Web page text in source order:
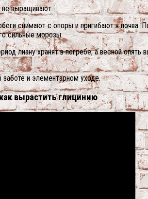
не выращивают.
снимают с опоры и пригибают к
сильные морозы.
лиану хранят в погребе, а весной опять
и элементарном уходе.
вырастить глицинию